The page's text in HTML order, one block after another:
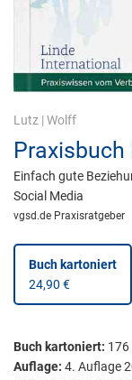
Lutz | Wolff
Einfach gute
Social Media
vgsd.de Praxisratgeber
Buch kartoniert
24,90 €
Buch kartoniert: 176
Auflage: 4. Auflage